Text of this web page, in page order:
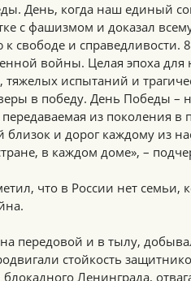
День, когда наш единый
с фашизмом и доказал
свободе и справедливости.
войны. Целая эпоха
тяжелых испытаний и
в победу. День Победы –
из поколения
близок и дорог каждому из
в каждом доме», –
что в России нет семьи,
передовой и в тылу,
стойкость
Ленинграда,